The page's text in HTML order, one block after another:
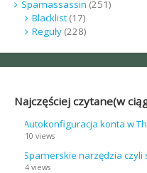
Spamassassin (251)
Blacklist(17)
Reguły(228)
Najczęściej czytane(w
Autokonfiguracja konta w
10 views
Spamerskie narzędzia czyli
4 views